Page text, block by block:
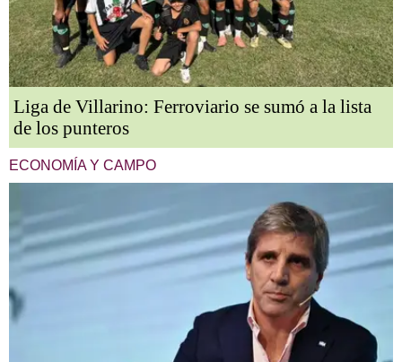
Liga de Villarino: Ferroviario se sumó a la lista
de los punteros
ECONOMÍA Y CAMPO